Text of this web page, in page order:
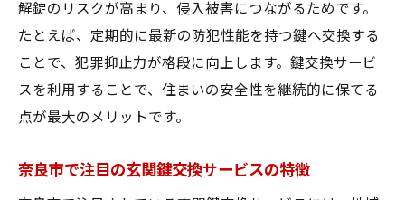
解錠のリスクが高まり、侵入被害につながるためです。
たとえば、定期的に最新の防犯性能を持つ鍵へ交換する
ことで、犯罪抑止力が格段に向上します。鍵交換サービ
スを利用することで、住まいの安全性を継続的に保てる
点が最大のメリットです。
奈良市で注目の玄関鍵交換サービスの特徴